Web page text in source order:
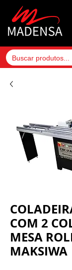
COM 2
MESA
MAKSIWA